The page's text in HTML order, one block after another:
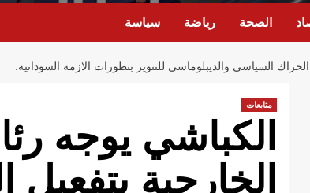
الصحة رياضة سياسة
السياسي والديبلوماسى للتنوير بتطورات الازمة السودانية.
متابعات
الكباشي يوجه
الخارجية